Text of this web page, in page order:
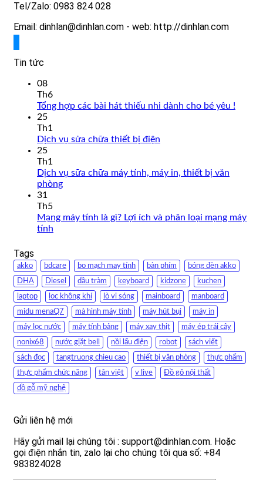
Tel/Zalo: 0983 824 028
Email: dinhlan@dinhlan.com - web: http://dinhlan.com
Tin tức
08
Th6
Tổng hợp các bài hát thiếu nhi dành cho bé yêu !
25
Th1
Dịch vụ sửa chữa thiết bị điện
25
Th1
Dịch vụ sữa chữa máy tính, máy in, thiết bị văn
phòng
31
Th5
Mạng máy tính là gì? Lợi ích và phân loại mạng máy
tính
Tags
akko bdcare bo mạch may tính bàn phím bóng đèn akko
DHA Diesel dầu tràm keyboard kidzone kuchen
laptop loc không khí lò vi sóng mainboard manboard
midu menaQ7 mà hình máy tính máy hút bụi máy in
máy lọc nước máy tính bảng máy xay thịt máy ép trái cây
nonix68 nước giặt bell nồi lẩu điện robot sách viết
sách đọc tangtruong chieu cao thiết bị văn phòng thực phẩm
thực phẩm chức năng tân việt v live Đồ gõ nội thất
đồ gỗ mỹ nghệ
Gửi liên hệ mới
Hãy gửi mail lại chúng tôi : support@dinhlan.com. Hoặc
gọi điện nhắn tin, zalo lại cho chúng tôi qua số: +84
983824028